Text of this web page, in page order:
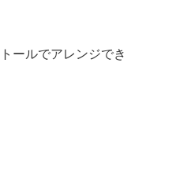
ールでアレンジでき